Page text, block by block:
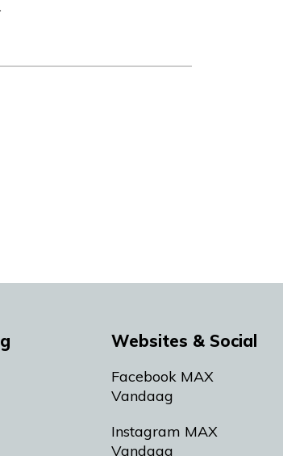
Websites & Social
Facebook MAX
Vandaag
Instagram MAX
Vandaag